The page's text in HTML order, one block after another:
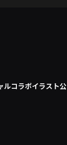
ルコラボイラスト公